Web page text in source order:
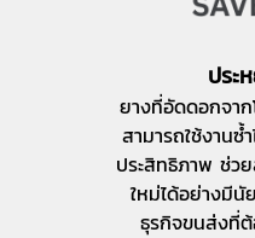
ประ
ยางที่อัดดอกจา
สามารถใช้งานซ้
ประสิทธิภาพ ช่ว
ใหม่ได้อย่างมีนั
ธุรกิจขนส่งที่